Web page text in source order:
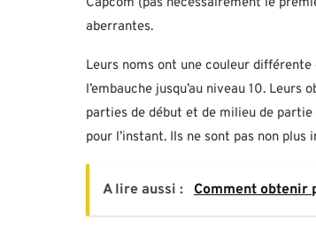
Capcom (pas nécessairement le
aberrantes.
Leurs noms ont une couleur
l’embauche jusqu’au niveau 10.
parties de début et de milieu de
pour l’instant. Ils ne sont pas non plus
A lire aussi : Comment obtenir